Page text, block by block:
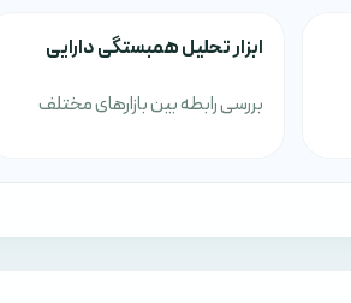
ابزار تحلیل همبستگی دارایی
بررسی رابطه بین بازارهای مختلف